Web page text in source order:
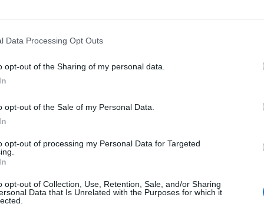
Data Processing Opt Outs
opt-out of the Sharing of my personal data.
opt-out of the Sale of my Personal Data.
opt-out of processing my Personal Data for Targeted
opt-out of Collection, Use, Retention, Sale, and/or Sharing
Data that Is Unrelated with the Purposes for which it
vezérigazgatója kedden Varsóban tartott
az idei nyári szezonban 4-6 százalékos
nagyrészt megoldott vita miatt. O'Leary szerint...
portfolio.hu hírarchívumához tartozik, melynek olvasása
tartalmazza:
elmúlt 2 év napon belüli